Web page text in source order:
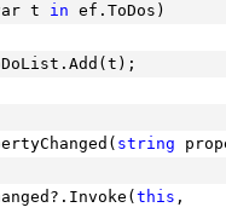
t in ef.ToDos)
string
this ,